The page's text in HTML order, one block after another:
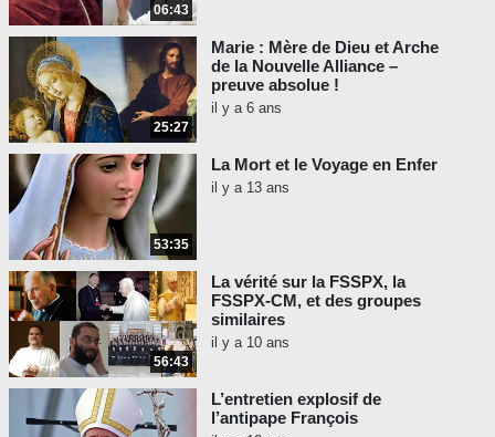
06:43
25:27
Marie : Mère de Dieu et Arche
de la Nouvelle Alliance –
preuve absolue !
il y a 6 ans
53:35
La Mort et le Voyage en Enfer
il y a 13 ans
56:43
La vérité sur la FSSPX, la
FSSPX-CM, et des groupes
similaires
il y a 10 ans
L’entretien explosif de
l’antipape François